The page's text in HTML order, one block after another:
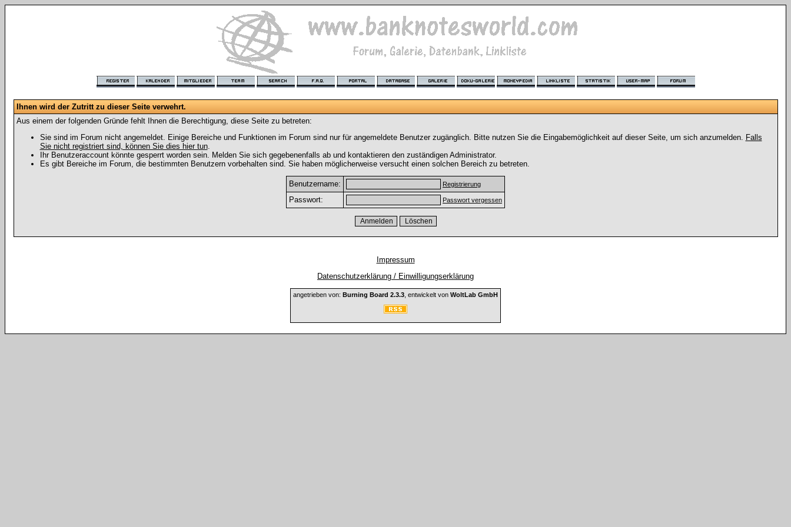
Ihnen wird der Zutritt zu dieser Seite verwehrt.
Aus einem der folgenden Gründe fehlt Ihnen die Berechtigung, diese Seite zu betreten:
Sie sind im Forum nicht angemeldet. Einige Bereiche und Funktionen im Forum sind nur für angemeldete Benutzer zugänglich. Bitte nutzen Sie die Eingabemöglichkeit auf dieser Seite, um sich anzumelden. Falls
Sie nicht registriert sind, können Sie dies hier tun.
Ihr Benutzeraccount könnte gesperrt worden sein. Melden Sie sich gegebenenfalls ab und kontaktieren den zuständigen Administrator.
Es gibt Bereiche im Forum, die bestimmten Benutzern vorbehalten sind. Sie haben möglicherweise versucht einen solchen Bereich zu betreten.
Benutzername: Registrierung
Passwort: Passwort vergessen
Impressum
Datenschutzerklärung / Einwilligungserklärung
angetrieben von: Burning Board 2.3.3 , entwickelt von WoltLab GmbH